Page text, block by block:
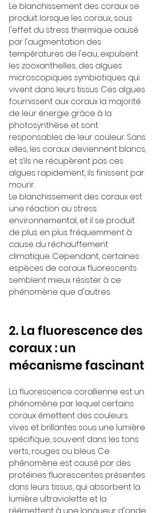
Le blanchissement des coraux se
produit lorsque les coraux, sous
l'effet du stress thermique causé
par l'augmentation des
températures de l'eau, expulsent
les zooxanthelles, des algues
microscopiques symbiotiques qui
vivent dans leurs tissus. Ces algues
fournissent aux coraux la majorité
de leur énergie grâce à la
photosynthèse et sont
responsables de leur couleur. Sans
elles, les coraux deviennent blancs,
et s’ils ne récupèrent pas ces
algues rapidement, ils finissent par
mourir.
Le blanchissement des coraux est
une réaction au stress
environnemental, et il se produit
de plus en plus fréquemment à
cause du réchauffement
climatique. Cependant, certaines
espèces de coraux fluorescents
semblent mieux résister à ce
phénomène que d'autres.
2. La fluorescence des
coraux : un
mécanisme fascinant
La fluorescence corallienne est un
phénomène par lequel certains
coraux émettent des couleurs
vives et brillantes sous une lumière
spécifique, souvent dans les tons
verts, rouges ou bleus. Ce
phénomène est causé par des
protéines fluorescentes présentes
dans leurs tissus, qui absorbent la
lumière ultraviolette et la